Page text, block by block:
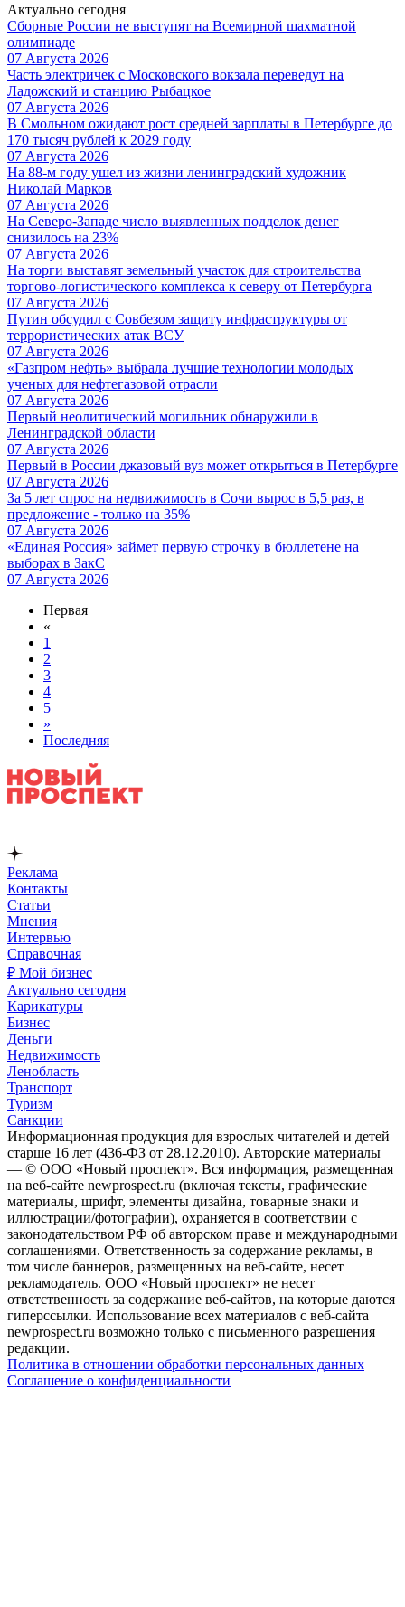
Актуально сегодня
Сборные России не выступят на Всемирной шахматной
олимпиаде
07 Августа 2026
Часть электричек с Московского вокзала переведут на
Ладожский и станцию Рыбацкое
07 Августа 2026
В Смольном ожидают рост средней зарплаты в Петербурге до
170 тысяч рублей к 2029 году
07 Августа 2026
На 88-м году ушел из жизни ленинградский художник
Николай Марков
07 Августа 2026
На Северо-Западе число выявленных подделок денег
снизилось на 23%
07 Августа 2026
На торги выставят земельный участок для строительства
торгово-логистического комплекса к северу от Петербурга
07 Августа 2026
Путин обсудил с Совбезом защиту инфраструктуры от
террористических атак ВСУ
07 Августа 2026
«Газпром нефть» выбрала лучшие технологии молодых
ученых для нефтегазовой отрасли
07 Августа 2026
Первый неолитический могильник обнаружили в
Ленинградской области
07 Августа 2026
Первый в России джазовый вуз может открыться в Петербурге
07 Августа 2026
За 5 лет спрос на недвижимость в Сочи вырос в 5,5 раз, в
предложение - только на 35%
07 Августа 2026
«Единая Россия» займет первую строчку в бюллетене на
выборах в ЗакС
07 Августа 2026
Первая
«
1
2
3
4
5
»
Последняя
Реклама
Контакты
Статьи
Мнения
Интервью
Справочная
₽ Мой бизнес
Актуально сегодня
Карикатуры
Бизнес
Деньги
Недвижимость
Ленобласть
Транспорт
Туризм
Санкции
Информационная продукция для взрослых читателей и детей
старше 16 лет (436-ФЗ от 28.12.2010). Авторские материалы
— © ООО «Новый проспект». Вся информация, размещенная
на веб-сайте newprospect.ru (включая тексты, графические
материалы, шрифт, элементы дизайна, товарные знаки и
иллюстрации/фотографии), охраняется в соответствии с
законодательством РФ об авторском праве и международными
соглашениями. Ответственность за содержание рекламы, в
том числе баннеров, размещенных на веб-сайте, несет
рекламодатель. ООО «Новый проспект» не несет
ответственность за содержание веб-сайтов, на которые даются
гиперссылки. Использование всех материалов с веб-сайта
newprospect.ru возможно только с письменного разрешения
редакции.
Политика в отношении обработки персональных данных
Соглашение о конфиденциальности